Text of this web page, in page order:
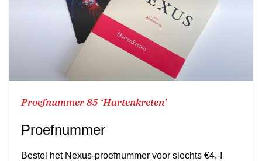
Proefnummer 85 ‘Hartenkreten’
Proefnummer
Bestel het Nexus-proefnummer voor slechts €4,-!